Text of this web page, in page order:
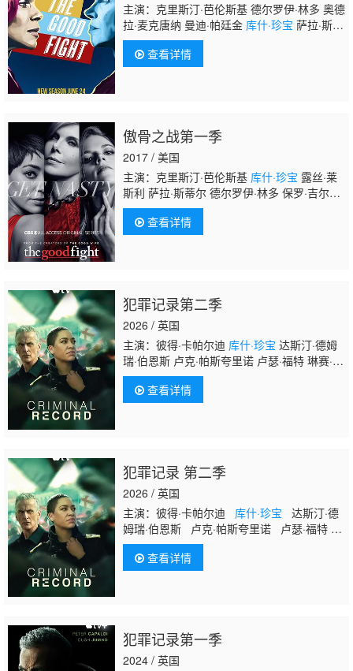
主演：克里斯汀·芭伦斯基 德尔罗伊·林多 奥德
拉·麦克唐纳 曼迪·帕廷金 库什·珍宝 萨拉·斯蒂
尔 夏尔曼·宾瓦 尼扬比·尼扬比 杰西·泰勒·弗格
森 简·林奇 阿伦·阿尔达 丹尼斯·欧哈拉 华莱士
·肖恩
查看详情
傲骨之战第一季
2017 / 美国
主演：克里斯汀·芭伦斯基 库什·珍宝 露丝·莱
斯利 萨拉·斯蒂尔 德尔罗伊·林多 保罗·吉尔福
伊尔 伯纳黛特·彼得斯 盖瑞·科尔 扎克·格雷尼
尔 杰里·阿德勒 贾斯汀·巴萨 卡丽·普雷斯顿 海
伦娜·约克 艾伦·特维特
查看详情
犯罪记录第二季
2026 / 英国
主演：彼得·卡帕尔迪 库什·珍宝 达斯汀·德姆
瑞·伯恩斯 卢克·帕斯夸里诺 卢瑟·福特 琳赛·马
歇尔 彼得·苏利文 邵恩·杜里 斯蒂芬·坎贝尔·莫
尔 查理·科里德-米尔斯
查看详情
犯罪记录 第二季
2026 / 英国
主演：彼得·卡帕尔迪 库什·珍宝 达斯汀·德
姆瑞·伯恩斯 卢克·帕斯夸里诺 卢瑟·福特
琳赛·马歇尔 彼得·苏利文 邵恩·杜里 斯蒂
芬·坎贝尔·莫尔 查理·科里德-米尔斯
查看详情
犯罪记录第一季
2024 / 英国